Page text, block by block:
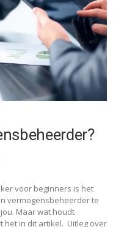
voor beginners is het
vermogensbeheerder te
Maar wat houdt
het in dit artikel. Uitleg over